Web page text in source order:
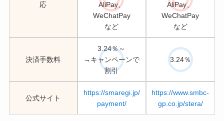
応
AliPay、
WeChatPay
など
AliPay、
WeChatPay
など
決済手数料
3.24％～
→キャンペーンで
割引
3.24％
公式サイト
https://smaregi.jp/
payment/
https://www.smbc-
gp.co.jp/stera/